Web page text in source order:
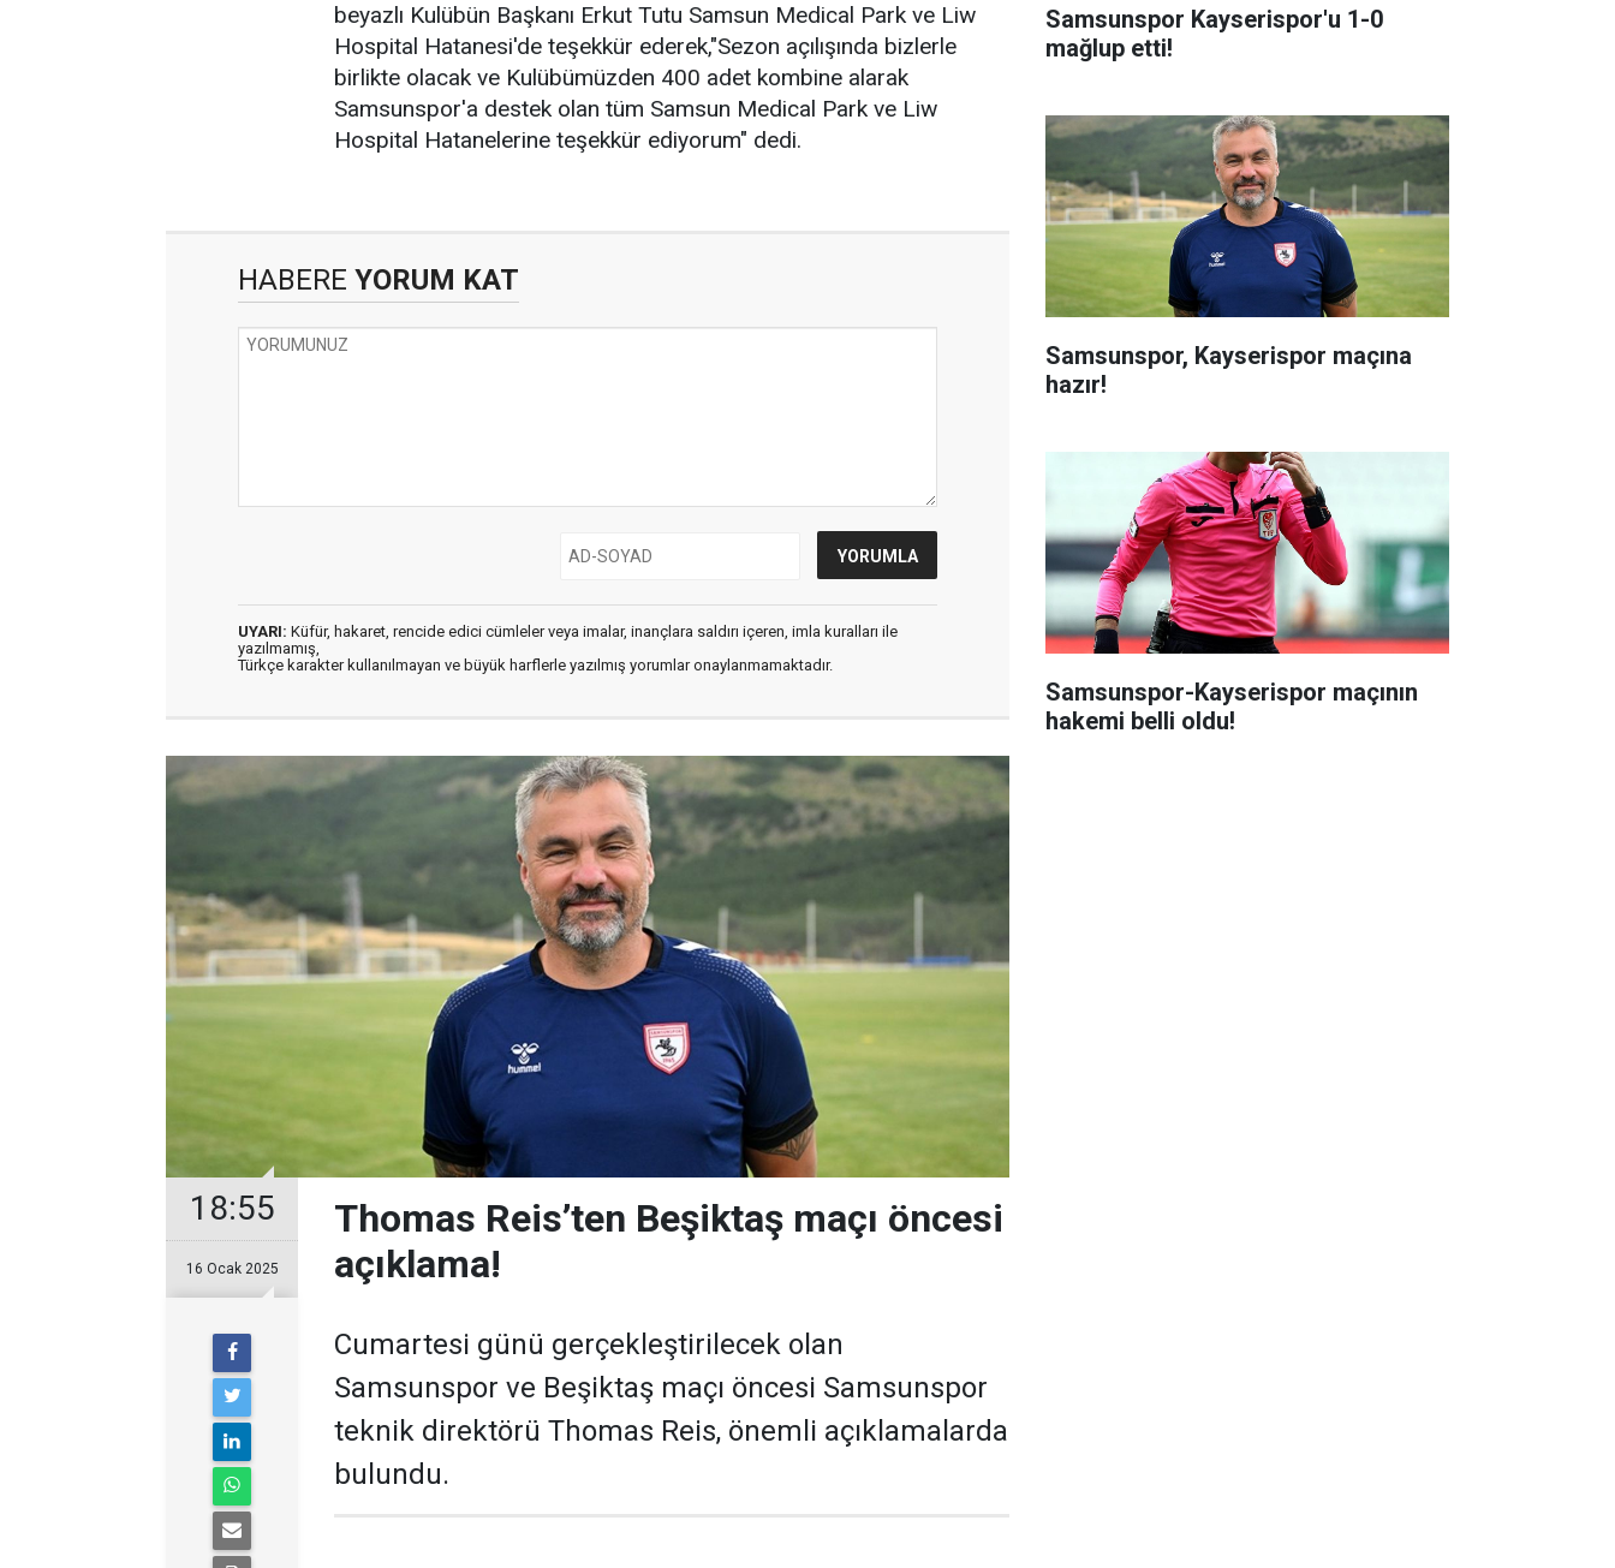
beyazlı Kulübün Başkanı Erkut Tutu Samsun Medical Park ve Liw
Hospital Hatanesi'de teşekkür ederek,"Sezon açılışında bizlerle
birlikte olacak ve Kulübümüzden 400 adet kombine alarak
Samsunspor'a destek olan tüm Samsun Medical Park ve Liw
Hospital Hatanelerine teşekkür ediyorum" dedi.
HABERE YORUM KAT
UYARI: Küfür, hakaret, rencide edici cümleler veya imalar, inançlara saldırı içeren, imla kuralları ile
yazılmamış,
Türkçe karakter kullanılmayan ve büyük harflerle yazılmış yorumlar onaylanmamaktadır.
18:55
16 Ocak 2025
Thomas Reis’ten Beşiktaş maçı öncesi
açıklama!
Cumartesi günü gerçekleştirilecek olan
Samsunspor ve Beşiktaş maçı öncesi Samsunspor
teknik direktörü Thomas Reis, önemli açıklamalarda
bulundu.
Samsunspor Kayserispor'u 1-0
mağlup etti!
Samsunspor, Kayserispor maçına
hazır!
Samsunspor-Kayserispor maçının
hakemi belli oldu!